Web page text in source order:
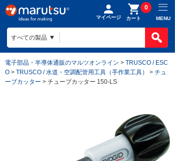
マイページ カート
0
MENU
電子部品・半導体通販のマルツオンライン > TRUSCO / ESC
O > TRUSCO / 水道・空調配管用工具（手作業工具） > チュ
ーブカッター > チューブカッター 150-LS